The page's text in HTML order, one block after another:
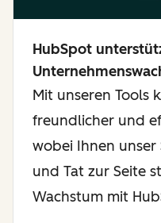
HubSpot
Mit unseren Tools
freundlicher und
wobei Ihnen
und Tat zur Seite
Wachstum mit